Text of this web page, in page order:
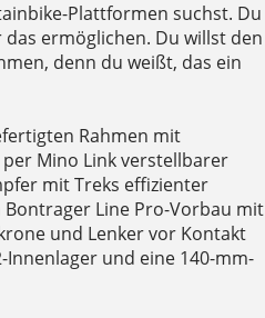
Plattformen suchst. Du
ermöglichen. Du willst den
denn du weißt, das ein
Rahmen mit
Mino Link verstellbarer
mit Treks effizienter
Bontrager Line Pro-Vorbau mit
und Lenker vor Kontakt
Innenlager und eine 140-mm-